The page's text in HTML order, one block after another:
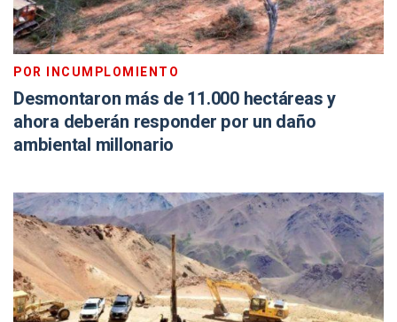
POR INCUMPLOMIENTO
Desmontaron más de 11.000 hectáreas y
ahora deberán responder por un daño
ambiental millonario